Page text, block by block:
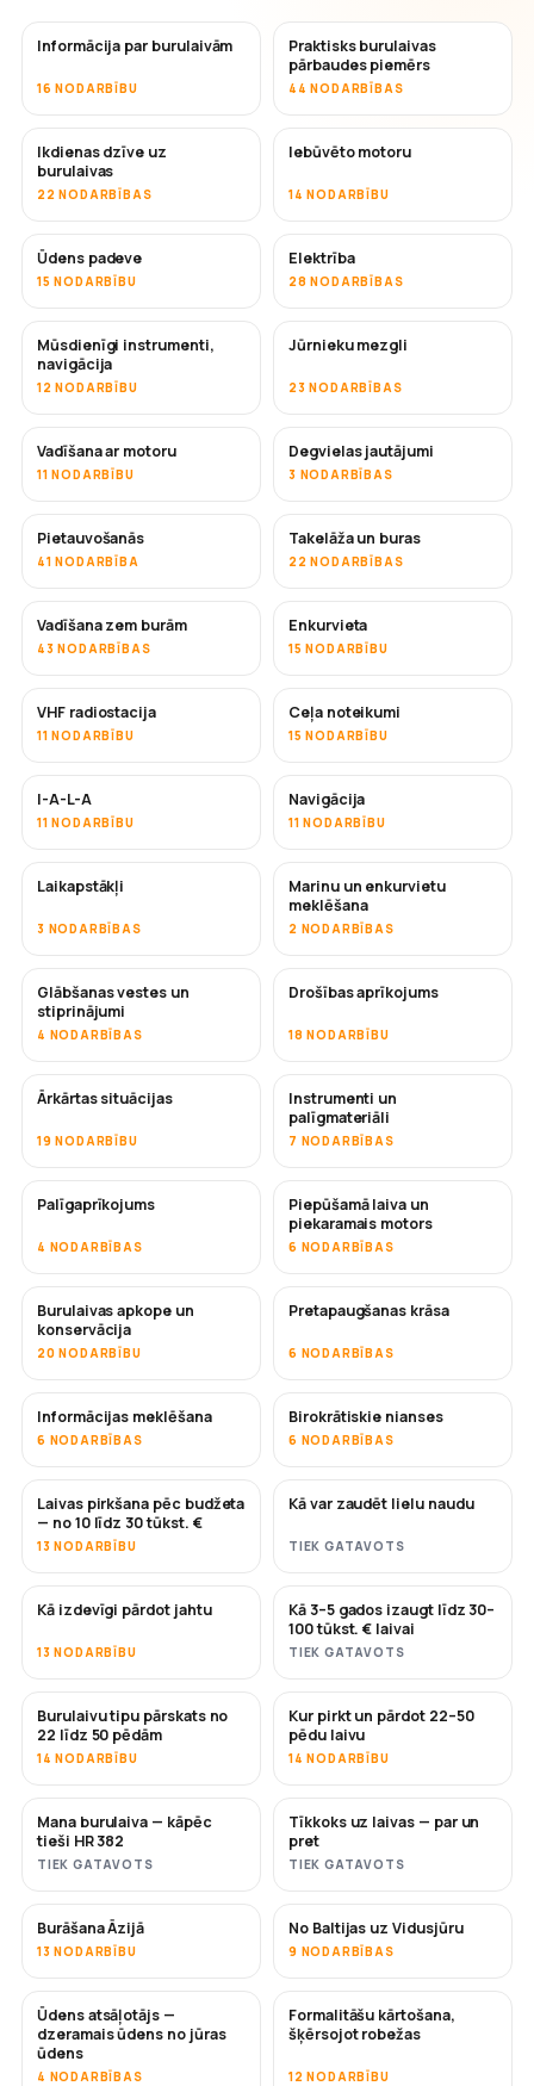
Informācija par burulaivām
16 NODARBĪBU
Praktisks burulaivas
pārbaudes piemērs
44 NODARBĪBAS
Ikdienas dzīve uz
burulaivas
22 NODARBĪBAS
Iebūvēto motoru
14 NODARBĪBU
Ūdens padeve
15 NODARBĪBU
Elektrība
28 NODARBĪBAS
Mūsdienīgi instrumenti,
navigācija
12 NODARBĪBU
Jūrnieku mezgli
23 NODARBĪBAS
Vadīšana ar motoru
11 NODARBĪBU
Degvielas jautājumi
3 NODARBĪBAS
Pietauvošanās
41 NODARBĪBA
Takelāža un buras
22 NODARBĪBAS
Vadīšana zem burām
43 NODARBĪBAS
Enkurvieta
15 NODARBĪBU
VHF radiostacija
11 NODARBĪBU
Ceļa noteikumi
15 NODARBĪBU
I-A-L-A
11 NODARBĪBU
Navigācija
11 NODARBĪBU
Laikapstākļi
3 NODARBĪBAS
Marinu un enkurvietu
meklēšana
2 NODARBĪBAS
Glābšanas vestes un
stiprinājumi
4 NODARBĪBAS
Drošības aprīkojums
18 NODARBĪBU
Ārkārtas situācijas
19 NODARBĪBU
Instrumenti un
palīgmateriāli
7 NODARBĪBAS
Palīgaprīkojums
4 NODARBĪBAS
Piepūšamā laiva un
piekaramais motors
6 NODARBĪBAS
Burulaivas apkope un
konservācija
20 NODARBĪBU
DRĪZUMĀ
Pretapaugšanas krāsa
6 NODARBĪBAS
Informācijas meklēšana
6 NODARBĪBAS
Birokrātiskie nianses
6 NODARBĪBAS
DRĪZUMĀ
Laivas pirkšana pēc budžeta
— no 10 līdz 30 tūkst. €
13 NODARBĪBU
DRĪZUMĀ
Kā var zaudēt lielu naudu
TIEK GATAVOTS
JAUNS
Kā izdevīgi pārdot jahtu
13 NODARBĪBU
JAUNS
Kā 3–5 gados izaugt līdz 30–
100 tūkst. € laivai
TIEK GATAVOTS
DRĪZUMĀ
Burulaivu tipu pārskats no
22 līdz 50 pēdām
14 NODARBĪBU
DRĪZUMĀ
Kur pirkt un pārdot 22–50
pēdu laivu
14 NODARBĪBU
DRĪZUMĀ
Mana burulaiva — kāpēc
tieši HR 382
TIEK GATAVOTS
DRĪZUMĀ
Tīkkoks uz laivas — par un
pret
TIEK GATAVOTS
DRĪZUMĀ
Burāšana Āzijā
13 NODARBĪBU
DRĪZUMĀ
No Baltijas uz Vidusjūru
9 NODARBĪBAS
DRĪZUMĀ
Ūdens atsāļotājs —
dzeramais ūdens no jūras
ūdens
4 NODARBĪBAS
Formalitāšu kārtošana,
šķērsojot robežas
12 NODARBĪBU